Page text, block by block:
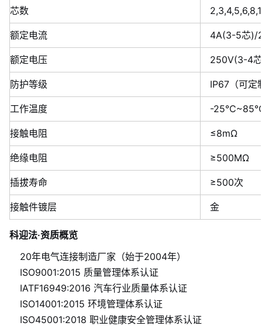
芯数
额定电流 4A(3-5芯)/
额定电压 250V(3-4
防护等级 IP67（可定
工作温度 -25℃~85℃
接触电阻 ≤8mΩ
绝缘电阻 ≥500MΩ
插拔寿命 ≥500次
接触件镀层 金
科迎法·资质概览
20年电气连接制造厂家（始于2004年）
ISO9001:2015 质量管理体系认证
IATF16949:2016 汽车行业质量体系认证
ISO14001:2015 环境管理体系认证
ISO45001:2018 职业健康安全管理体系认证